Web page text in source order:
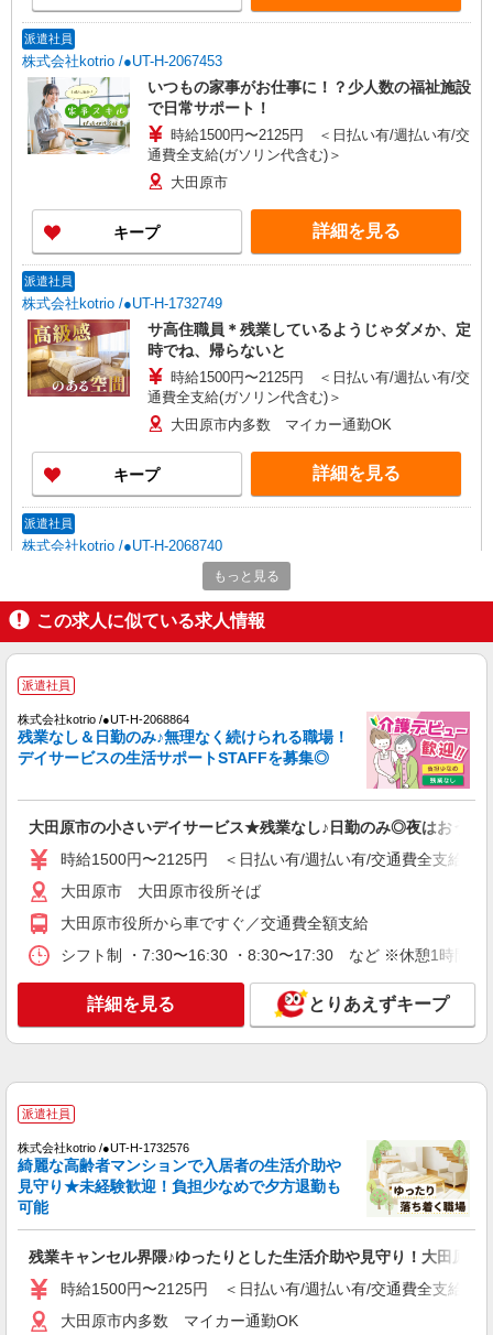
派遣社員
株式会社kotrio /●UT-H-2067453
いつもの家事がお仕事に！？少人数の福祉施設
で日常サポート！
時給1500円〜2125円 ＜日払い有/週払い有/交
通費全支給(ガソリン代含む)＞
大田原市
キープ 詳細を見る
派遣社員
株式会社kotrio /●UT-H-1732749
サ高住職員＊残業しているようじゃダメか、定
時でね、帰らないと
時給1500円〜2125円 ＜日払い有/週払い有/交
通費全支給(ガソリン代含む)＞
大田原市内多数 マイカー通勤OK
キープ 詳細を見る
派遣社員
株式会社kotrio /●UT-H-2068740
＼収入アップを全面サポート／小規模デイ
STAFF｜資格支援制度あり
時給1500円〜2125円 ＜日払い有/週払い有/交
通費全支給(ガソリン代含む)＞
キープ 詳細を見る
派遣社員
STAFF♪未経験OK
時給1500円〜2125円 ＜日払い有/週払い有/交
通費全支給(ガソリン代含む)＞
キープ 詳細を見る
株式会社kotrio /●UT-H-2067383
大田原市
詳細を見る
派遣社員
大田原市★シフト柔軟で長く働きやすいシニア
向けマンション
もっと見る
この求人に似ている求人情報
派遣社員
株式会社kotrio /●UT-H-2068864
残業なし＆日勤のみ♪無理なく続けられる職場！
デイサービスの生活サポートSTAFFを募集◎
大田原市の小さいデイサービス★残業なし♪日勤のみ◎夜はおうち
時給1500円〜2125円 ＜日払い有/週払い有/交通費全支給(ガ
大田原市 大田原市役所そば
大田原市役所から車ですぐ／交通費全額支給
シフト制 ・7:30〜16:30 ・8:30〜17:30 など ※休憩1時間 ※
詳細を見る とりあえずキープ
派遣社員
株式会社kotrio /●UT-H-1732576
綺麗な高齢者マンションで入居者の生活介助や
見守り★未経験歓迎！負担少なめで夕方退勤も
可能
残業キャンセル界隈♪ゆったりとした生活介助や見守り！大田原市
時給1500円〜2125円 ＜日払い有/週払い有/交通費全支給(ガ
大田原市内多数 マイカー通勤OK